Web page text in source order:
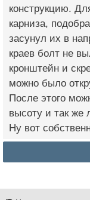
конструкцию.
карниза,
засунул их в
краев болт не
кронштейн и
можно было
После этого
высоту и так же
Ну вот